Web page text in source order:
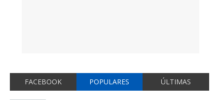
FACEBOOK POPULARES ÚLTIMAS